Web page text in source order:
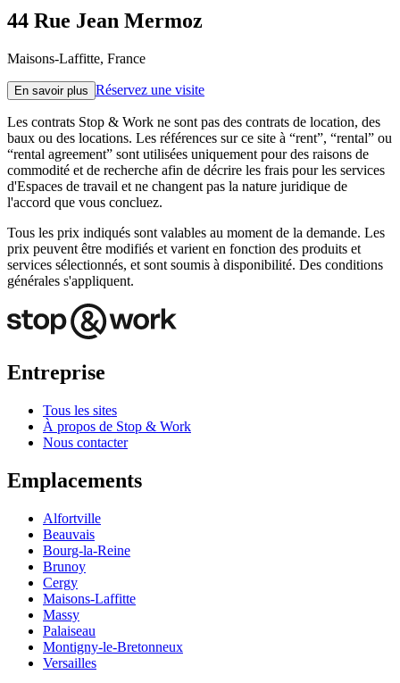
44 Rue Jean Mermoz
Maisons-Laffitte, France
En savoir plus Réservez une visite
Les contrats Stop & Work ne sont pas des contrats de location, des
baux ou des locations. Les références sur ce site à “rent”, “rental” ou
“rental agreement” sont utilisées uniquement pour des raisons de
commodité et de recherche afin de décrire les frais pour les services
d'Espaces de travail et ne changent pas la nature juridique de
l'accord que vous concluez.
Tous les prix indiqués sont valables au moment de la demande. Les
prix peuvent être modifiés et varient en fonction des produits et
services sélectionnés, et sont soumis à disponibilité. Des conditions
générales s'appliquent.
Entreprise
Tous les sites
À propos de Stop & Work
Nous contacter
Emplacements
Alfortville
Beauvais
Bourg-la-Reine
Brunoy
Cergy
Maisons-Laffitte
Massy
Palaiseau
Montigny-le-Bretonneux
Versailles